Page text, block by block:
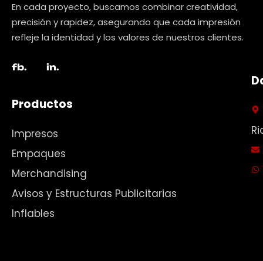
En cada proyecto, buscamos combinar creatividad,
precisión y rapidez, asegurando que cada impresión
refleje la identidad y los valores de nuestros clientes.
fb. in.
Productos
Impresos
Empaques
Merchandising
Avisos y Estructuras Publicitarias
Inflables